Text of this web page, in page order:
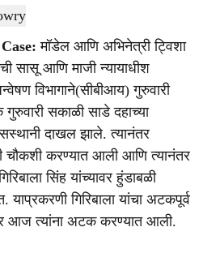
मॉडेल आणि अभिनेत्री ट्विशा
सासू आणि माजी न्यायाधीश
विभागाने(सीबीआय) गुरुवारी
सकाळी साडे दहाच्या
दाखल झाले. त्यानंतर
चौकशी करण्यात आली आणि त्यानंतर
सिंह यांच्यावर हुंडाबळी
गिरिबाला यांचा अटकपूर्व
आज त्यांना अटक करण्यात आली.